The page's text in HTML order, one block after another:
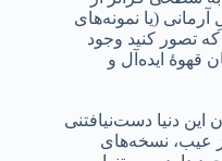
(یا نمونه‌های
تصور کنید وجود
قهوۀ ایده‌آل و
این دنیا دست‌نیافتنی
عیب، نسخه‌های